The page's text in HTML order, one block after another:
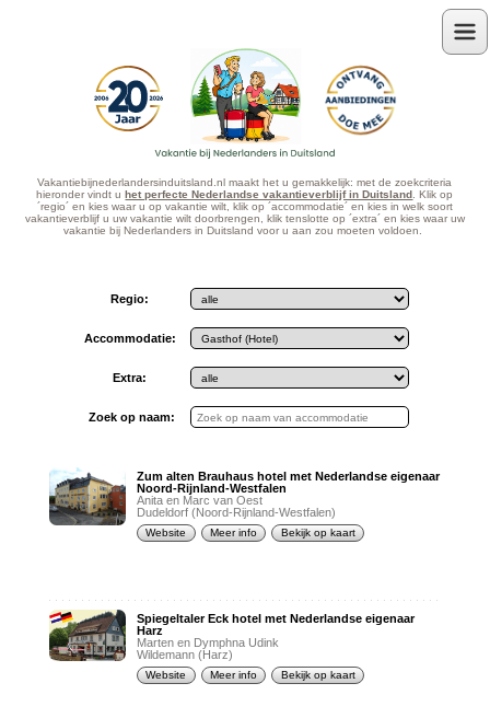
Menu
Vakantiebijnederlandersinduitsland.nl maakt het u gemakkelijk: met de zoekcriteria
hieronder vindt uhet perfecte Nederlandse vakantieverblijf in Duitsland . Klik op
´regio´ en kies waar u op vakantie wilt, klik op ´accommodatie´ en kies in welk soort
vakantieverblijf u uw vakantie wilt doorbrengen, klik tenslotte op ´extra´ en kies waar uw
vakantie bij Nederlanders in Duitsland voor u aan zou moeten voldoen.
Regio:
Accommodatie:
Extra:
Zoek op naam:
Zum alten Brauhaus hotel met Nederlandse eigenaar
Noord-Rijnland-Westfalen
Anita en Marc van Oest
Dudeldorf (Noord-Rijnland-Westfalen)
Website Meer info Bekijk op kaart
Spiegeltaler Eck hotel met Nederlandse eigenaar
Harz
Marten en Dymphna Udink
Wildemann (Harz)
Website Meer info Bekijk op kaart